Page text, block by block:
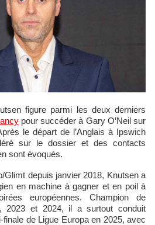
pour succéder à Gary O’Neil sur
le départ de l’Anglais à Ipswich
sur le dossier et des contacts
sont évoqués.
en machine à gagner et en poil à
européennes. Champion de
2023 et 2024, il a surtout conduit
finale de Ligue Europa en 2025, avec